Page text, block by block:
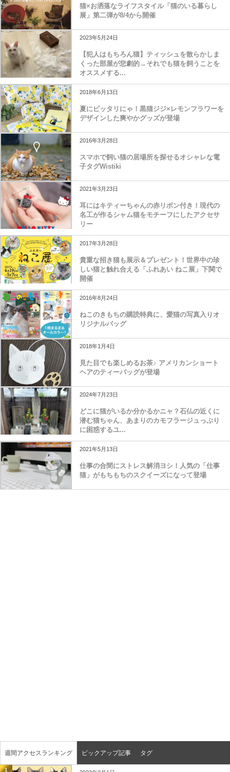
猫×お洒落なライフスタイル「猫のいる暮らし
展」第二弾が8/4から開催
2023年5月24日
【犯人はもちろん猫】ティッシュを散らかしま
くった部屋が悲劇的→それでも猫を飼うことを
オススメする...
2018年6月13日
夏にピッタリにゃ！黒猫ジジ×レモンフラワーを
デザインした爽やかグッズが登場
2016年3月28日
スマホで飼い猫の居場所を探せるオシャレな電
子タグWistiki
2021年3月23日
耳にはキティーちゃんの赤リボン付き！現代の
名工が作るシャム猫をモチーフにしたアクセサ
リー
2017年3月28日
貴重な招き猫も展示＆プレゼント！世界中の珍
しい猫と触れ合える「ふれあい ねこ展」下関で
開催
2016年8月24日
ねこのきもちの購読特典に、愛猫の写真入りオ
リジナルバッグ
2018年1月4日
見た目でも楽しめるお茶♪ アメリカンショート
ヘアのティーバッグが登場
2024年7月23日
どこに猫がいるか分かるかニャ？石仏の近くに
潜む猫ちゃん、あまりのカモフラージュっぷり
に困惑するユ...
2021年5月13日
仕事の合間にストレス解消ヨシ！人気の「仕事
猫」がもちもちのスクイーズになって登場
週間アクセスランキング ピックアップ記事 タグ
1